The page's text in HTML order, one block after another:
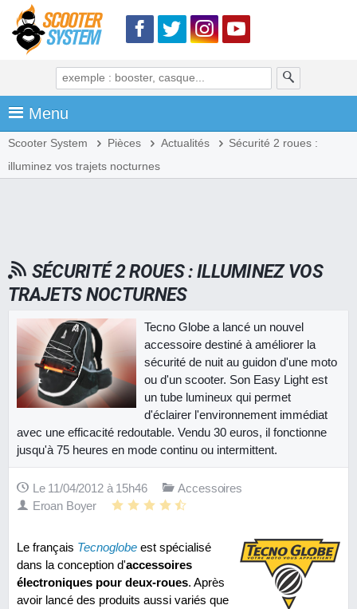
Menu
Scooter System Pièces Actualités
Sécurité 2 roues :
illuminez vos trajets nocturnes
SÉCURITÉ 2 ROUES : ILLUMINEZ VOS
TRAJETS NOCTURNES
Tecno Globe a lancé un nouvel
accessoire destiné à améliorer la
sécurité de nuit au guidon d'une moto
ou d'un scooter. Son Easy Light est
un tube lumineux qui permet
d'éclairer l'environnement immédiat
avec une efficacité redoutable. Vendu 30 euros, il fonctionne
jusqu'à 75 heures en mode continu ou intermittent.
Le 11/04/2012 à 15h46
Accessoires
Eroan Boyer
Le français Tecnoglobe est spécialisé
dans la conception d'accessoires
électroniques pour deux-roues. Après
avoir lancé des produits aussi variés que